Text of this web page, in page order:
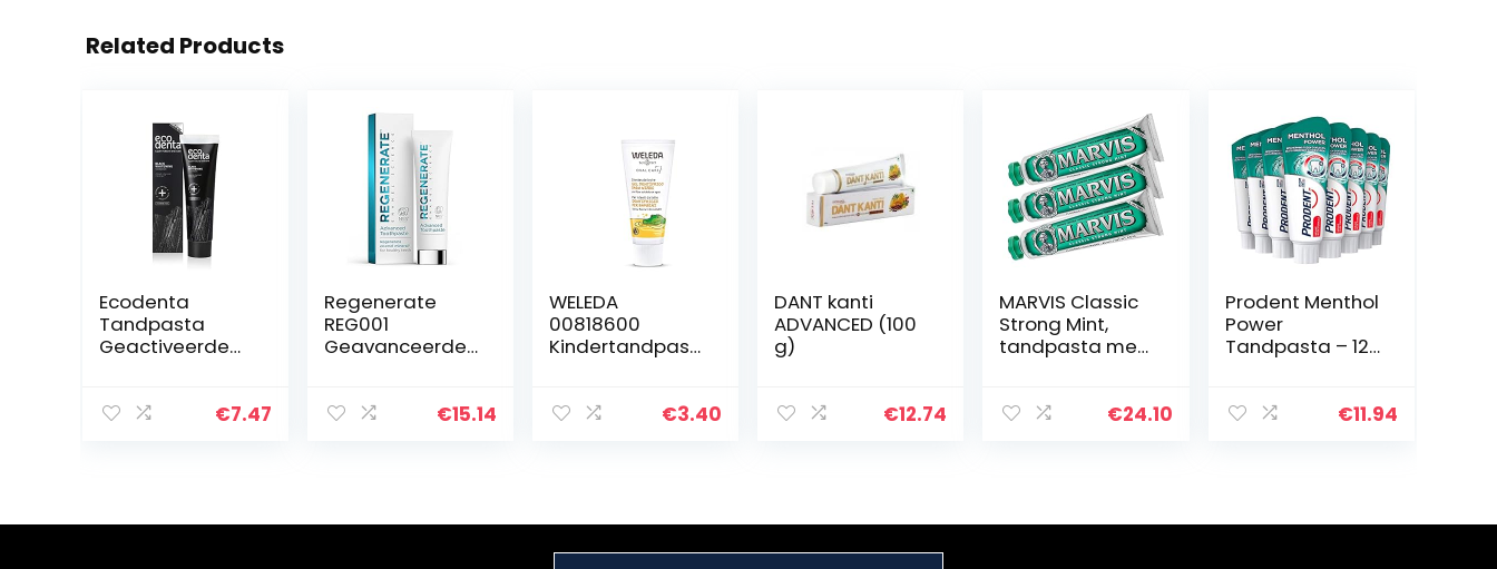
Related Products
Ecodenta
Tandpasta
Geactiveerde
Whitening
Zwarte
€7.47
Regenerate
REG001
Geavanceerde
bewezen –
€15.14
WELEDA
00818600
Kindertandpast
€3.40
DANT kanti
ADVANCED (100
g)
€12.74
MARVIS Classic
Strong Mint,
tandpasta met
langdurige
€24.10
Prodent Menthol
Power
Tandpasta – 12
king
€11.94